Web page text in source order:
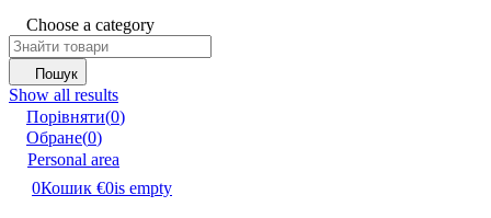
Choose a category
Пошук
Show all results
Порівняти(0)
Обране(0)
Personal area
0Кошик €0is empty